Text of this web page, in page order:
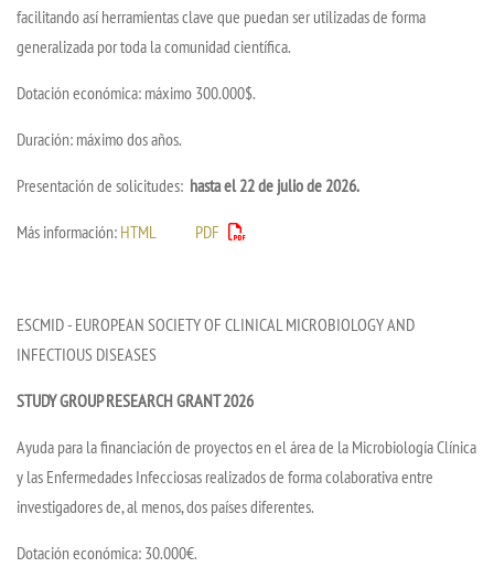
facilitando así herramientas clave que puedan ser utilizadas de forma
generalizada por toda la comunidad científica.
Dotación económica: máximo 300.000$.
Duración: máximo dos años.
Presentación de solicitudes: hasta el 22 de julio de 2026.
Más información: HTML PDF
ESCMID - EUROPEAN SOCIETY OF CLINICAL MICROBIOLOGY AND
INFECTIOUS DISEASES
STUDY GROUP RESEARCH GRANT 2026
Ayuda para la financiación de proyectos en el área de la Microbiología Clínica
y las Enfermedades Infecciosas realizados de forma colaborativa entre
investigadores de, al menos, dos países diferentes.
Dotación económica: 30.000€.